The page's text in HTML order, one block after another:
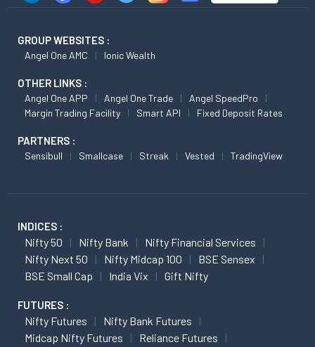
GROUP WEBSITES :
Angel One AMC Ionic Wealth
OTHER LINKS :
Angel One APP Angel One Trade
Angel SpeedPro
Margin Trading Facility
Smart API Fixed Deposit Rates
PARTNERS :
Sensibull Smallcase Streak Vested TradingView
INDICES :
Nifty 50 Nifty Bank
Nifty Financial Services
Nifty Next 50
Nifty Midcap 100
BSE Sensex
BSE Small Cap
India Vix Gift Nifty
FUTURES :
Nifty Futures
Nifty Bank Futures
Midcap Nifty Futures
Reliance Futures